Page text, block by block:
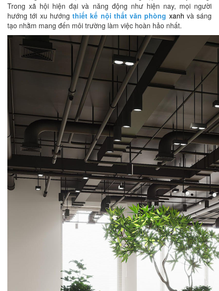
Trong xã hội hiện đại và năng động như hiện nay, mọi người
hướng tới xu hướng thiết kế nội thất văn phòng xanh và sáng
tạo nhằm mang đến môi trường làm việc hoàn hảo nhất.